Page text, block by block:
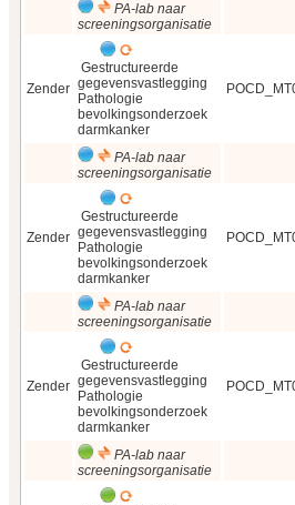
PA-lab naar
screeningsorganisatie
Zender
Gestructureerde
gegevensvastlegging
Pathologie
bevolkingsonderzoek
darmkanker
PA-lab naar
screeningsorganisatie
Zender
Gestructureerde
gegevensvastlegging
Pathologie
bevolkingsonderzoek
darmkanker
PA-lab naar
screeningsorganisatie
Zender
Gestructureerde
gegevensvastlegging
Pathologie
bevolkingsonderzoek
darmkanker
PA-lab naar
screeningsorganisatie